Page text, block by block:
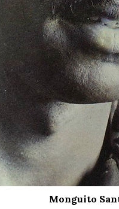
Monguito